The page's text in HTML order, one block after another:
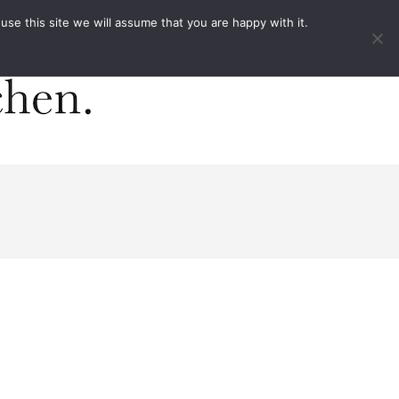
this site we will assume that you are happy with it.